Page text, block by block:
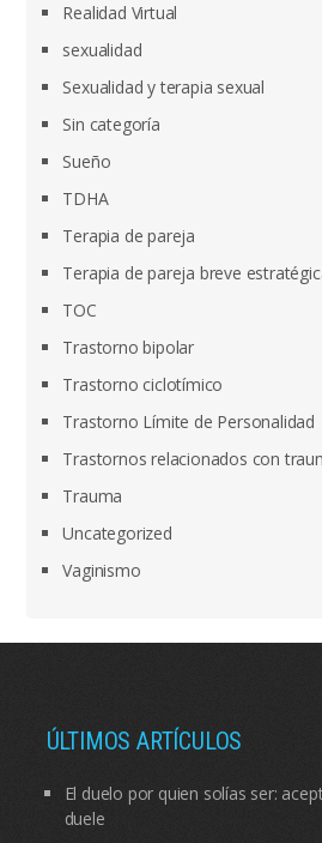
Realidad Virtual
sexualidad
Sexualidad y terapia sexual
Sin categoría
Sueño
TDHA
Terapia de pareja
Terapia de pareja breve
TOC
Trastorno bipolar
Trastorno ciclotímico
Trastorno Límite de Personalidad
Trastornos relacionados con
Trauma
Uncategorized
Vaginismo
ÚLTIMOS ARTÍCULOS
El duelo por quien solías ser:
duele